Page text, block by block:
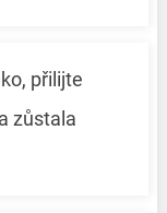
přilijte
zůstala